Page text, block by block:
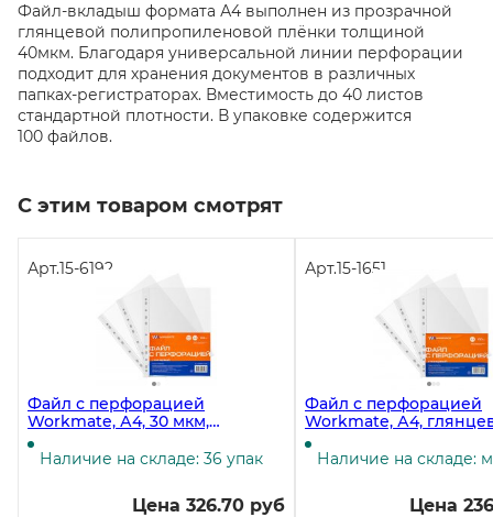
Файл-вкладыш формата А4 выполнен из прозрачной
глянцевой полипропиленовой плёнки толщиной
40мкм. Благодаря универсальной линии перфорации
подходит для хранения документов в различных
папках-регистраторах. Вместимость до 40 листов
стандартной плотности. В упаковке содержится
100 файлов.
С этим товаром смотрят
Арт.15-6192
Файл с перфорацией
Workmate, А4, 30 мкм,
глянцевый, 100 штук в
упаковке
Наличие на складе: 36 упак
Цена 326.70 руб
Арт.15-1651
Файл с перфорацией
Workmate, А4,
штук
Наличие на складе:
Цена